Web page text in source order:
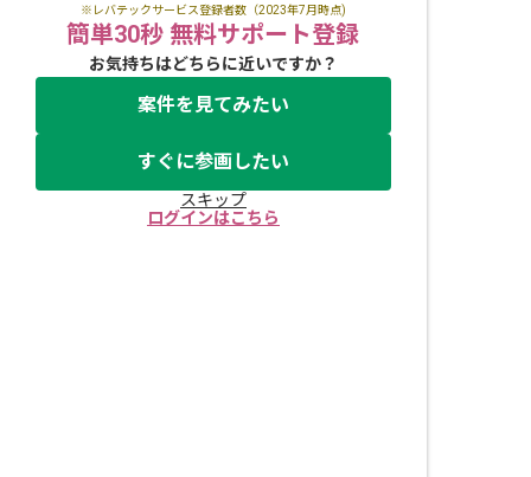
※レバテックサービス登録者数（2023年7月時点)
簡単30秒 無料サポート登録
お気持ちはどちらに近いですか？
案件を見てみたい
すぐに参画したい
スキップ
ログインはこちら